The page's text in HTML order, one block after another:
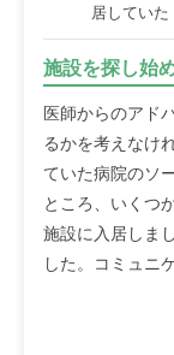
居していた
施設を探し始
医師からのアド
るかを考えなけ
ていた病院のソ
ところ、いくつ
施設に入居しま
した。コミュニ